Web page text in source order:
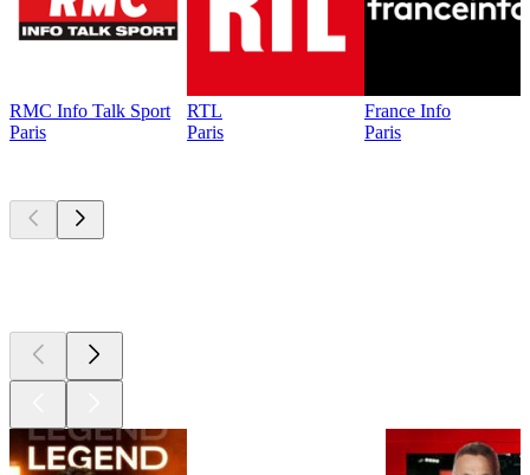
RMC Info Talk Sport
Paris
RTL
Paris
France Info
Paris